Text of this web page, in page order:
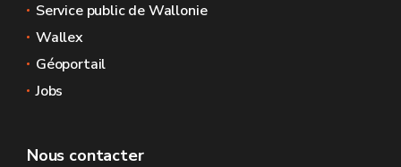
Service public de Wallonie
Wallex
Géoportail
Jobs
Nous contacter